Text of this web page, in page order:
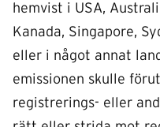
hemvist i USA,
Kanada, Singapore,
eller i något annat
emissionen skulle
registrerings- eller